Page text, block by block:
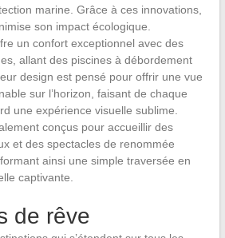
marine. Grâce à ces innovations,
son impact écologique.
un confort exceptionnel avec des
allant des piscines à débordement
design est pensé pour offrir une vue
sur l’horizon, faisant de chaque
une expérience visuelle sublime.
conçus pour accueillir des
et des spectacles de renommée
ainsi une simple traversée en
captivante.
de rêve